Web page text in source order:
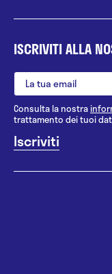
ISCRIVITI ALLA
Consulta la nostra
trattamento dei tuoi